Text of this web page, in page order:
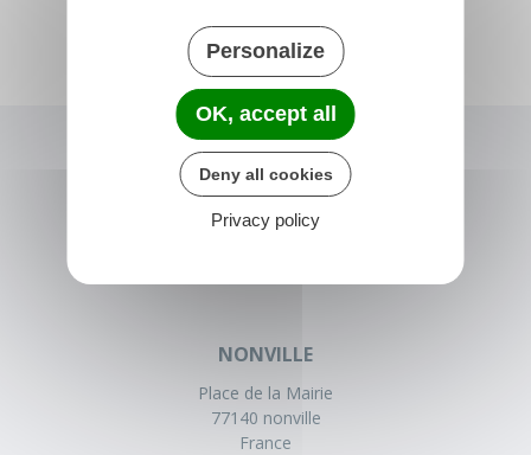
NONVILLE
Place de la Mairie
77140 nonville
France
Personalize
OK, accept all
Deny all cookies
Privacy policy